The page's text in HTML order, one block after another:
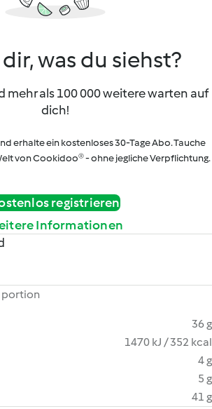
was du siehst?
mehr als 100 000 weitere warten auf
dich!
erhalte ein kostenloses 30-Tage Abo. Tauche
von Cookidoo® - ohne jegliche Verpflichtung.
registrieren
Informationen
portion
36 g
1470 kJ / 352 kcal
4 g
5 g
41 g